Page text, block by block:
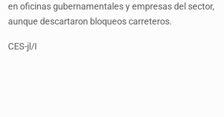
en oficinas gubernamentales y empresas del sector,
aunque descartaron bloqueos carreteros.
CES-jl/I